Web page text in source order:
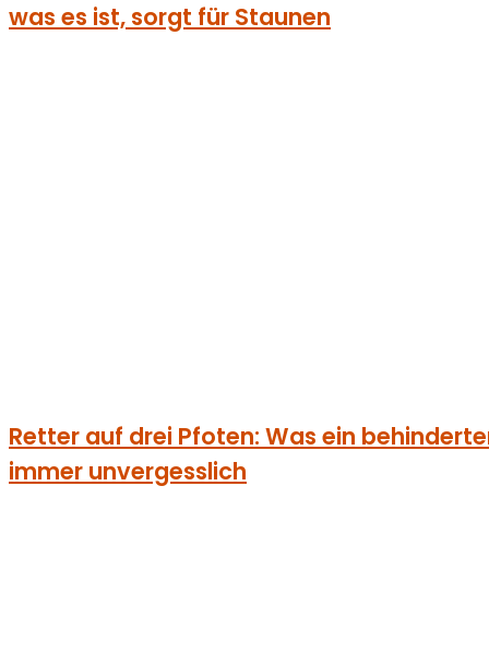
was es ist, sorgt für Staunen
Retter auf drei Pfoten: Was ein
immer unvergesslich